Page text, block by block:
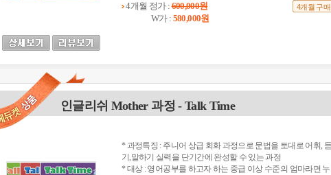
4개월 정가 :600,000원
W가 : 580,000원
4개월 구매
인글리쉬 Mother 과정 - Talk Time
* 과정특징 : 주니어 상급 회화 과정으로 문법을 토대로 어휘, 듣
기,말하기 실력을 단기간에 완성할 수 있는 과정
* 대상 : 영어공부를 하고자 하는 중급 이상 수준의 엄마라면 누